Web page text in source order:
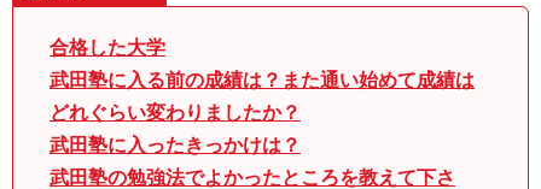
合格した大学
武田塾に入る前の成績は？また通い始めて成績は
どれぐらい変わりましたか？
武田塾に入ったきっかけは？
武田塾の勉強法でよかったところを教えて下さ